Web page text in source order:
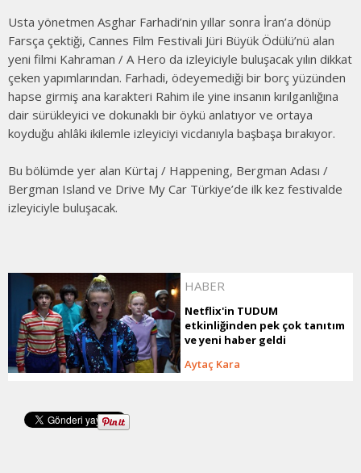
Usta yönetmen Asghar Farhadi’nin yıllar sonra İran’a dönüp
Farsça çektiği, Cannes Film Festivali Jüri Büyük Ödülü’nü alan
yeni filmi Kahraman / A Hero da izleyiciyle buluşacak yılın dikkat
çeken yapımlarından. Farhadi, ödeyemediği bir borç yüzünden
hapse girmiş ana karakteri Rahim ile yine insanın kırılganlığına
dair sürükleyici ve dokunaklı bir öykü anlatıyor ve ortaya
koyduğu ahlâki ikilemle izleyiciyi vicdanıyla başbaşa bırakıyor.
Bu bölümde yer alan Kürtaj / Happening, Bergman Adası /
Bergman Island ve Drive My Car Türkiye’de ilk kez festivalde
izleyiciyle buluşacak.
HABER
Netflix'in TUDUM
etkinliğinden pek çok tanıtım
ve yeni haber geldi
Aytaç Kara